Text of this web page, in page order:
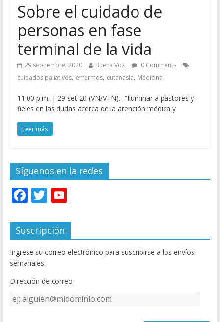
Sobre el cuidado de
personas en fase
terminal de la vida
29 septiembre, 2020 Buena Voz
0 Comments
cuidados paliativos, enfermos, eutanasia, Medicina
11:00 p.m. | 29 set 20 (VN/VTN).- “Iluminar a pastores y
fieles en las dudas acerca de la atención médica y
Leer más
Síguenos en la redes
F
e
b
o
o
k
T
itt
er
Y
u
T
u
e
C
Suscripción
Ingrese su correo electrónico para suscribirse a los envíos
semanales.
Dirección de correo
Dirección
de